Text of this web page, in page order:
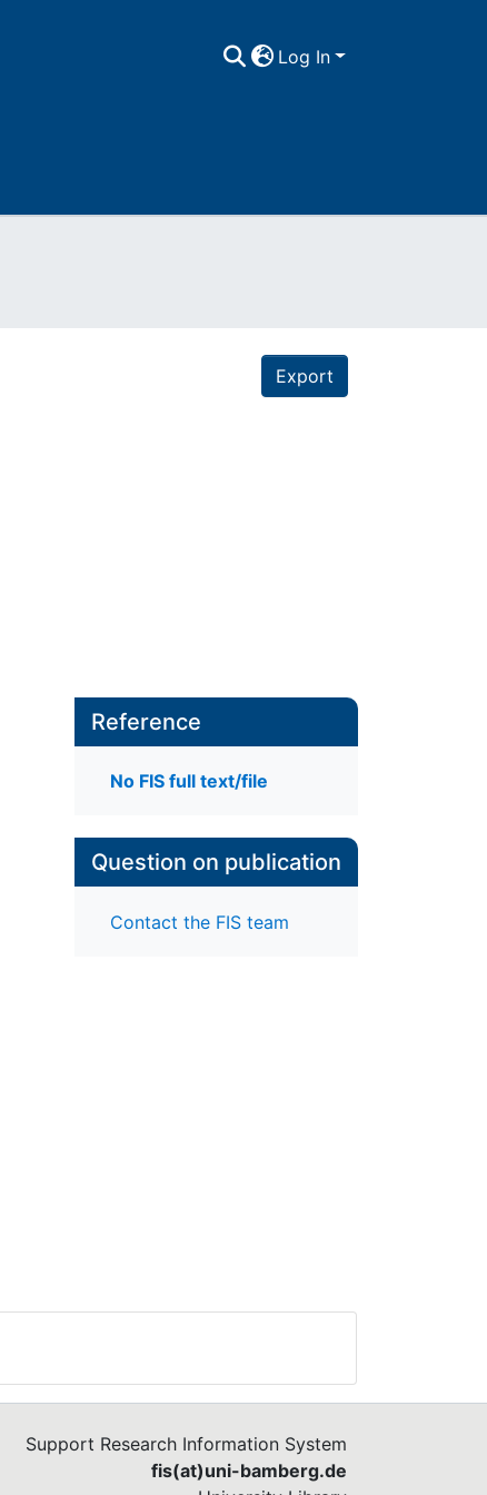
Log In
Export
Reference
No FIS full text/file
Question on publication
Contact the FIS team
Support Research Information System
fis(at)uni-bamberg.de